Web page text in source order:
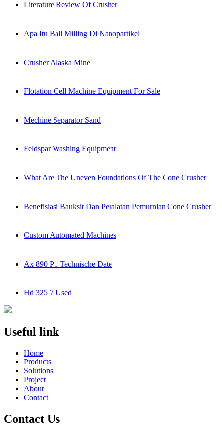
Literature Review Of Crusher
Apa Itu Ball Milling Di Nanopartikel
Crusher Alaska Mine
Flotation Cell Machine Equipment For Sale
Mechine Separator Sand
Feldspar Washing Equipment
What Are The Uneven Foundations Of The Cone Crusher
Benefisiasi Bauksit Dan Peralatan Pemurnian Cone Crusher
Custom Automated Machines
Ax 890 P1 Technische Date
Hd 325 7 Used
Useful link
Home
Products
Solutions
Project
About
Contact
Contact Us